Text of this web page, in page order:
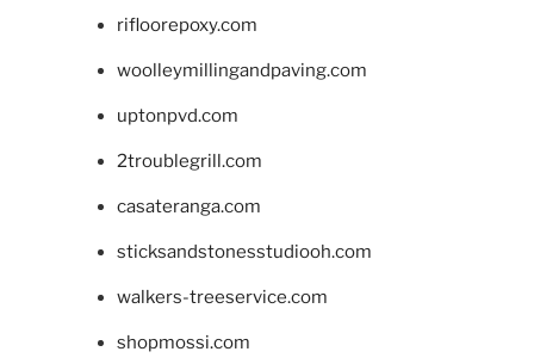
rifloorepoxy.com
woolleymillingandpaving.com
uptonpvd.com
2troublegrill.com
casateranga.com
sticksandstonesstudiooh.com
walkers-treeservice.com
shopmossi.com